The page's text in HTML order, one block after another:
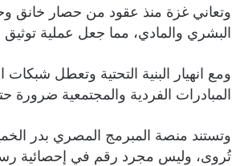
البشري والمادي، مما جعل عملية توثيق
ومع انهيار البنية التحتية وتعطل
المبادرات الفردية والمجتمعية ضرورة
وتستند منصة المبرمج المصري بدر
تُروى، وليس مجرد رقم في إحصائية